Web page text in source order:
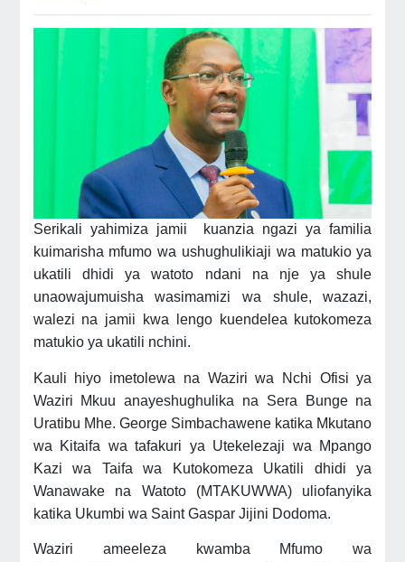
Serikali yahimiza jamii kuanzia ngazi ya familia
kuimarisha mfumo wa ushughulikiaji wa matukio ya
ukatili dhidi ya watoto ndani na nje ya shule
unaowajumuisha wasimamizi wa shule, wazazi,
walezi na jamii kwa lengo kuendelea kutokomeza
matukio ya ukatili nchini.
Kauli hiyo imetolewa na Waziri wa Nchi Ofisi ya
Waziri Mkuu anayeshughulika na Sera Bunge na
Uratibu Mhe. George Simbachawene katika Mkutano
wa Kitaifa wa tafakuri ya Utekelezaji wa Mpango
Kazi wa Taifa wa Kutokomeza Ukatili dhidi ya
Wanawake na Watoto (MTAKUWWA) uliofanyika
katika Ukumbi wa Saint Gaspar Jijini Dodoma.
Waziri ameeleza kwamba Mfumo wa